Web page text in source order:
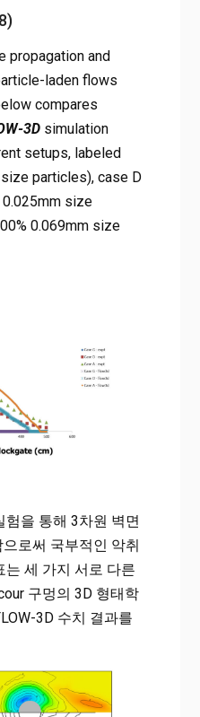
propagation and
laden flows
compares
3Dsimulation
setups, labeled
particles), case D
0.025mm size
0.069mm size
험을 통해 3차원 벽면
로써 국부적인 악취
는 세 가지 서로 다른
구멍의 3D 형태학
3D 수치 결과를